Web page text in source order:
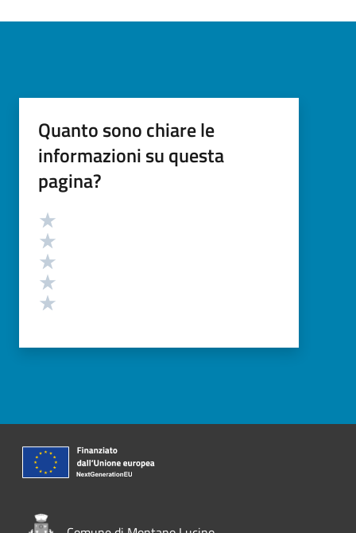
Quanto sono chiare le
informazioni su questa
pagina?
Valutazione